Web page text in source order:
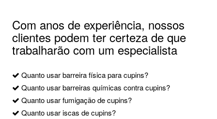
Com anos de experiência, nossos
clientes podem ter certeza de que
trabalharão com um especialista
Quanto usar barreira física para cupins?
Quanto usar barreiras químicas contra cupins?
Quanto usar fumigação de cupins?
Quanto usar iscas de cupins?